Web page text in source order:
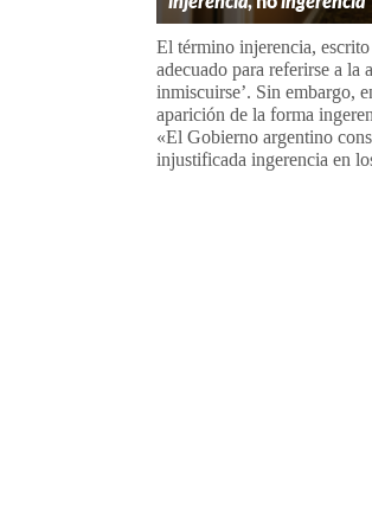
El término injerencia,
adecuado para referirse a la
inmiscuirse’. Sin embargo,
aparición de la forma
«El Gobierno argentino
injustificada ingerencia en